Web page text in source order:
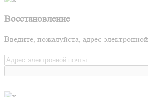
Восстановление
Введите, пожалуйста, адрес